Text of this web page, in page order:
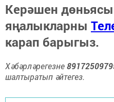
Керәшен
яңалыкларны
карап барыгыз.
Хәбәрләрегезне
шалтыратып әйтегез.